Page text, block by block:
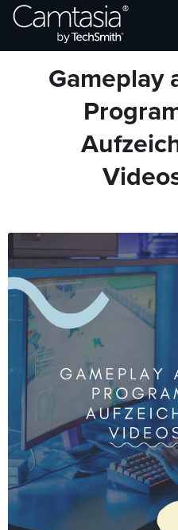
Direkt
zumBrowse Categories
Gameplay